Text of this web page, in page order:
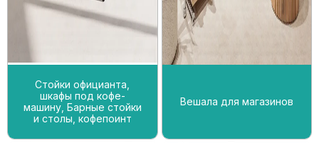
Стойки официанта,
шкафы под кофе-
машину, Барные стойки
и столы, кофепоинт
Вешала для магазинов